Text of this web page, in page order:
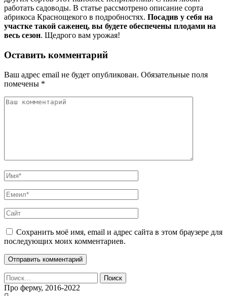
работать садоводы. В статье рассмотрено описание сорта
абрикоса Краснощекого в подробностях. Посадив у себя на
участке такой саженец, вы будете обеспечены плодами на
весь сезон. Щедрого вам урожая!
Оставить комментарий
Ваш адрес email не будет опубликован. Обязательные поля
помечены *
Сохранить моё имя, email и адрес сайта в этом браузере для
последующих моих комментариев.
Найти:
Про ферму, 2016-2022